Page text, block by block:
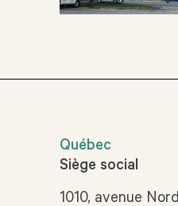
Québec
Siège social
1010, avenue